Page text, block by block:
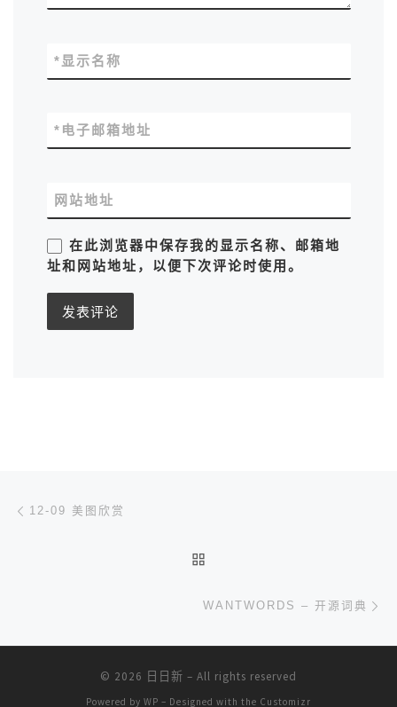
显示名称
*
电子邮箱地址
*
网站地址
在此浏览器中保存我的显示名称、邮箱地
址和网站地址，以便下次评论时使用。
文章导航
12-09 美图欣赏
WANTWORDS – 开源词典
© 2026 日日新 – All rights reserved
Powered by WP – Designed with the Customizr